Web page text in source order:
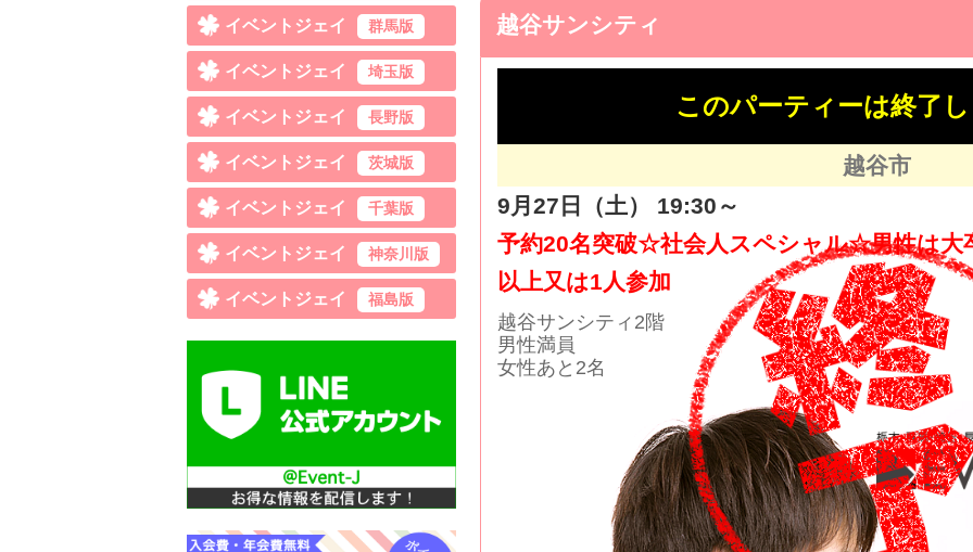
イベントジェイ 群馬版
イベントジェイ 埼玉版
イベントジェイ 長野版
イベントジェイ 茨城版
イベントジェイ 千葉版
イベントジェイ 神奈川版
イベントジェイ 福島版
越谷サンシティ
このパーティーは終了
越谷市
9月27日（土） 19:30～
予約20名突破☆社会人スペシャル☆男性は大
以上又は1人参加
越谷サンシティ2階
男性満員
女性あと2名